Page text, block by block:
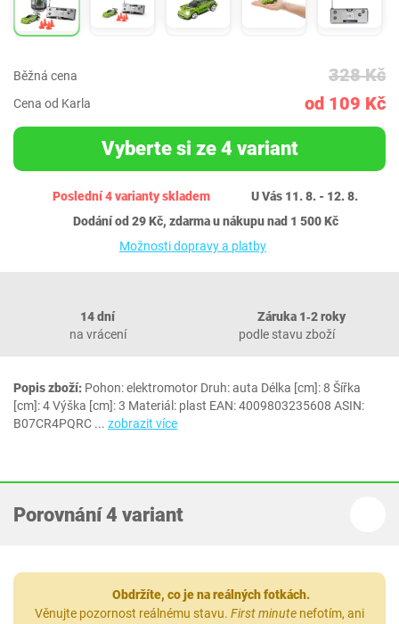
Běžná cena 328 Kč
Cena od Karla od 109 Kč
Vyberte si ze 4 variant
Poslední 4 varianty skladem
U Vás 11. 8. - 12. 8.
Dodání od 29 Kč, zdarma u nákupu nad 1 500 Kč
Možnosti dopravy a platby
14 dní
na vrácení
Záruka 1‐2 roky
podle stavu zboží
Popis zboží: Pohon: elektromotor Druh: auta Délka [cm]: 8 Šířka
[cm]: 4 Výška [cm]: 3 Materiál: plast EAN: 4009803235608 ASIN:
B07CR4PQRC ... zobrazit více
Porovnání 4 variant
Obdržíte, co je na reálných fotkách.
Věnujte pozornost reálnému stavu. First minute nefotím, ani